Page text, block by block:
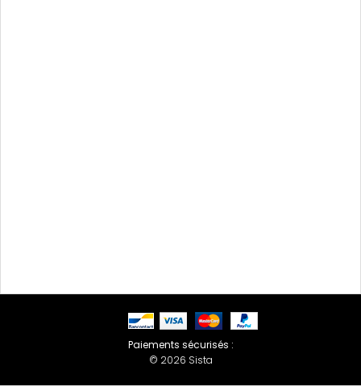
© 2026 Sista
Paiements sécurisés :